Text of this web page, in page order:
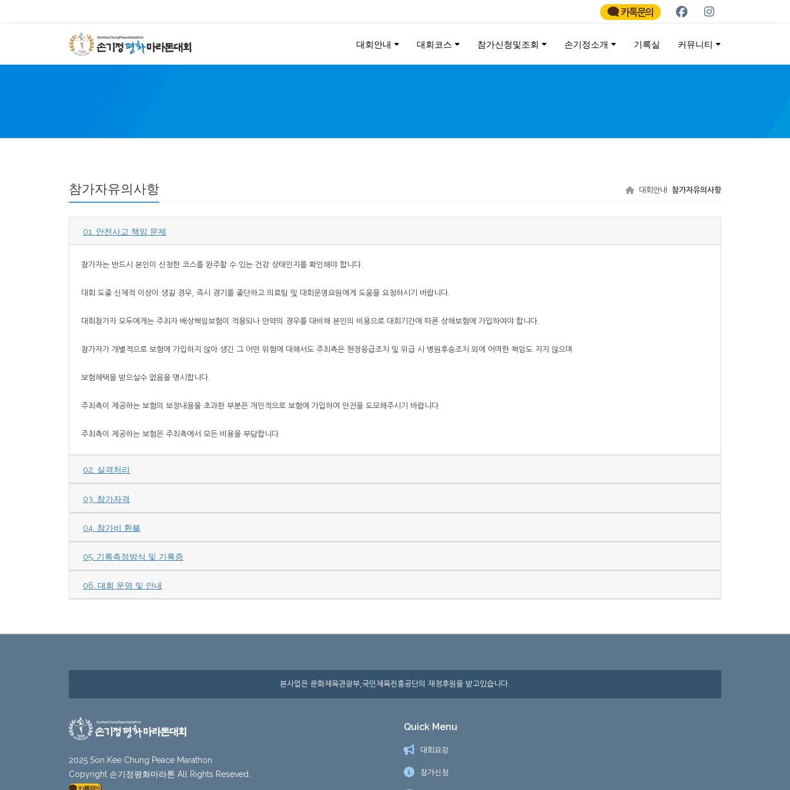
카톡문의
대회안내 대회코스 참가신청및조회 손기정소개 기록실 커뮤니티
참가자유의사항 대회안내 참가자유의사항
01. 안전사고 책임 문제
참가자는 반드시 본인이 신청한 코스를 완주할 수 있는 건강 상태인지를 확인해야 합니다.
대회 도중 신체적 이상이 생길 경우, 즉시 경기를 중단하고 의료팀 및 대회운영요원에게 도움을 요청하시기 바랍니다.
대회참가자 모두에게는 주최자 배상책임보험이 적용되나 만약의 경우를 대비해 본인의 비용으로 대회기간에 따른 상해보험에 가입하여야 합니다.
참가자가 개별적으로 보험에 가입하지 않아 생긴 그 어떤 위험에 대해서도 주최측은 현장응급조치 및 위급 시 병원후송조치 외에 어떠한 책임도 지지 않으며
보험혜택을 받으실수 없음을 명시합니다.
주최측이 제공하는 보험의 보장내용을 초과한 부분은 개인적으로 보험에 가입하여 안전을 도모해주시기 바랍니다.
주최측이 제공하는 보험은 주최측에서 모든 비용을 부담합니다
02. 실격처리
03. 참가자격
04. 참가비 환불
05. 기록측정방식 및 기록증
06. 대회 운영 및 안내
본사업은 문화체육관광부,국민체육진흥공단의 재정후원을 받고있습니다.
2025 Son Kee Chung Peace Marathon
Copyright 손기정평화마라톤 All Rights Reseved.
Quick Menu
대회요강
참가신청